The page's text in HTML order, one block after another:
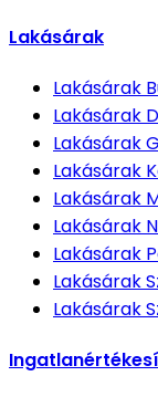
Lakásárak
Lakásárak
Lakásárak
Lakásárak
Lakásárak
Lakásárak
Lakásárak
Lakásárak
Lakásárak
Lakásárak